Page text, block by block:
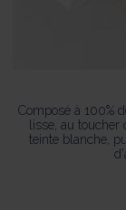
Composé à 100%
lisse, au
teinte blanche,